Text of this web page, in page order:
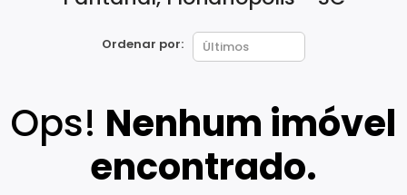
Ordenar por:
Ops! Nenhum imóvel
encontrado.